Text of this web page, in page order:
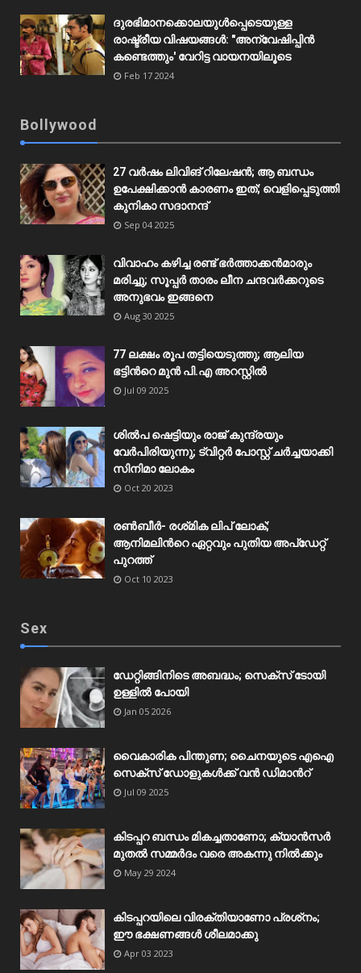
ദുരഭിമാനക്കൊലയുൾപ്പെടെയുള്ള
രാഷ്ട്രീയ വിഷയങ്ങൾ: "അന്വേഷിപ്പിൻ
കണ്ടെത്തും' വേറിട്ട വായനയിലൂടെ
Feb 17 2024
Bollywood
27 വർഷം ലിവിങ് റിലേഷൻ; ആ ബന്ധം
ഉപേക്ഷിക്കാൻ കാരണം ഇത്; വെളിപ്പെടുത്തി
കുനികാ സദാനന്ദ്
Sep 04 2025
വിവാഹം കഴിച്ച രണ്ട് ഭർത്താക്കൻമാരും
മരിച്ചു; സൂപ്പർ താരം ലീന ചന്ദവർക്കറുടെ
അനുഭവം ഇങ്ങനെ
Aug 30 2025
77 ലക്ഷം രൂപ തട്ടിയെടുത്തു; ആലിയ
ഭട്ടിന്‍റെ മുൻ പി.എ അറസ്റ്റിൽ
Jul 09 2025
ശിൽപ ഷെട്ടിയും രാജ് കുന്ദ്രയും
വേർപിരിയുന്നു; ട്വിറ്റർ പോസ്റ്റ് ചർച്ചയാക്കി
സിനിമാ ലോകം
Oct 20 2023
രൺബീർ- രശ്‌മിക ലിപ് ലോക്;
ആനിമലിന്‍റെ ഏറ്റവും പുതിയ അപ്‌ഡേറ്റ്
പുറത്ത്
Oct 10 2023
Sex
ഡേറ്റിങ്ങിനിടെ അബദ്ധം; സെക്‌സ് ടോയി
ഉള്ളിൽ പോയി
Jan 05 2026
വൈകാരിക പിന്തുണ; ചൈനയുടെ എഐ
സെക്‌സ് ഡോളുകൾക്ക് വൻ ഡിമാന്‍റ്
Jul 09 2025
കിടപ്പറ ബന്ധം മികച്ചതാണോ; ക്യാൻസർ
മുതൽ സമ്മർദം വരെ അകന്നു നിൽക്കും
May 29 2024
കിടപ്പറയിലെ വിരക്തിയാണോ പ്രശ്‌നം;
ഈ ഭക്ഷണങ്ങൾ ശീലമാക്കു
Apr 03 2023